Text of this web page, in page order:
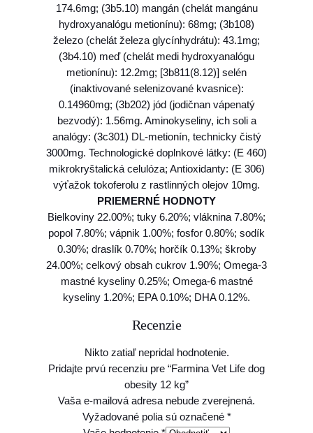
174.6mg; (3b5.10) mangán (chelát mangánu
hydroxyanalógu metionínu): 68mg; (3b108)
železo (chelát železa glycínhydrátu): 43.1mg;
(3b4.10) meď (chelát medi hydroxyanalógu
metionínu): 12.2mg; [3b811(8.12)] selén
(inaktivované selenizované kvasnice):
0.14960mg; (3b202) jód (jodičnan vápenatý
bezvodý): 1.56mg. Aminokyseliny, ich soli a
analógy: (3c301) DL-metionín, technicky čistý
3000mg. Technologické doplnkové látky: (E 460)
mikrokryštalická celulóza; Antioxidanty: (E 306)
výťažok tokoferolu z rastlinných olejov 10mg.
PRIEMERNÉ HODNOTY
Bielkoviny 22.00%; tuky 6.20%; vláknina 7.80%;
popol 7.80%; vápnik 1.00%; fosfor 0.80%; sodík
0.30%; draslík 0.70%; horčík 0.13%; škroby
24.00%; celkový obsah cukrov 1.90%; Omega-3
mastné kyseliny 0.25%; Omega-6 mastné
kyseliny 1.20%; EPA 0.10%; DHA 0.12%.
Recenzie
Nikto zatiaľ nepridal hodnotenie.
Pridajte prvú recenziu pre “Farmina Vet Life dog
obesity 12 kg”
Vaša e-mailová adresa nebude zverejnená.
Vyžadované polia sú označené *